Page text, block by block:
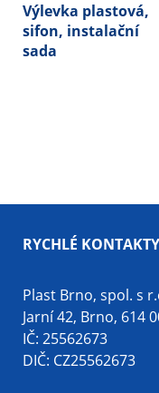
Výlevka plastová,
sifon, instalační
sada
RYCHLÉ KONTAKTY
Plast Brno, spol. s
Jarní 42, Brno, 614
IČ: 25562673
DIČ: CZ25562673